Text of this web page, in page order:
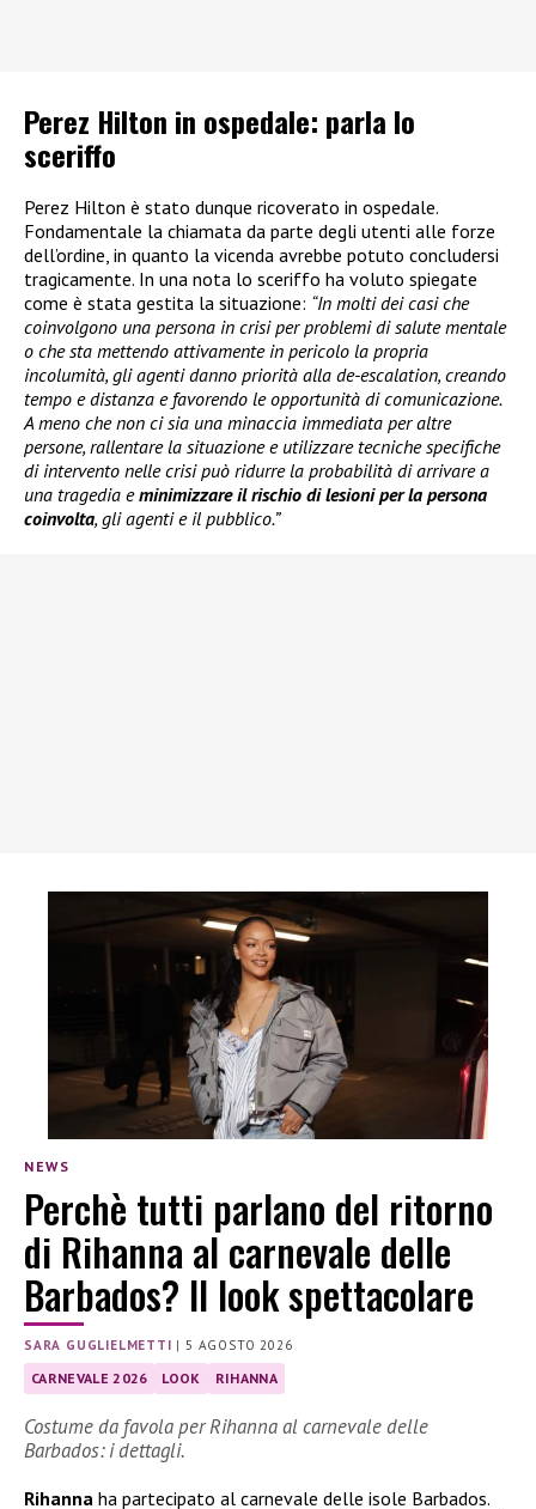
Perez Hilton in ospedale: parla lo
sceriffo
Perez Hilton è stato dunque ricoverato in ospedale.
Fondamentale la chiamata da parte degli utenti alle forze
dell’ordine, in quanto la vicenda avrebbe potuto concludersi
tragicamente. In una nota lo sceriffo ha voluto spiegate
come è stata gestita la situazione: “In molti dei casi che
coinvolgono una persona in crisi per problemi di salute mentale
o che sta mettendo attivamente in pericolo la propria
incolumità, gli agenti danno priorità alla de-escalation, creando
tempo e distanza e favorendo le opportunità di comunicazione.
A meno che non ci sia una minaccia immediata per altre
persone, rallentare la situazione e utilizzare tecniche specifiche
di intervento nelle crisi può ridurre la probabilità di arrivare a
una tragedia eminimizzare il rischio di lesioni per la persona
coinvolta, gli agenti e il pubblico.”
NEWS
Perchè tutti parlano del ritorno
di Rihanna al carnevale delle
Barbados? Il look spettacolare
SARA GUGLIELMETTI |5 AGOSTO 2026
CARNEVALE 2026 LOOK RIHANNA
Costume da favola per Rihanna al carnevale delle
Barbados: i dettagli.
Rihanna ha partecipato al carnevale delle isole Barbados.